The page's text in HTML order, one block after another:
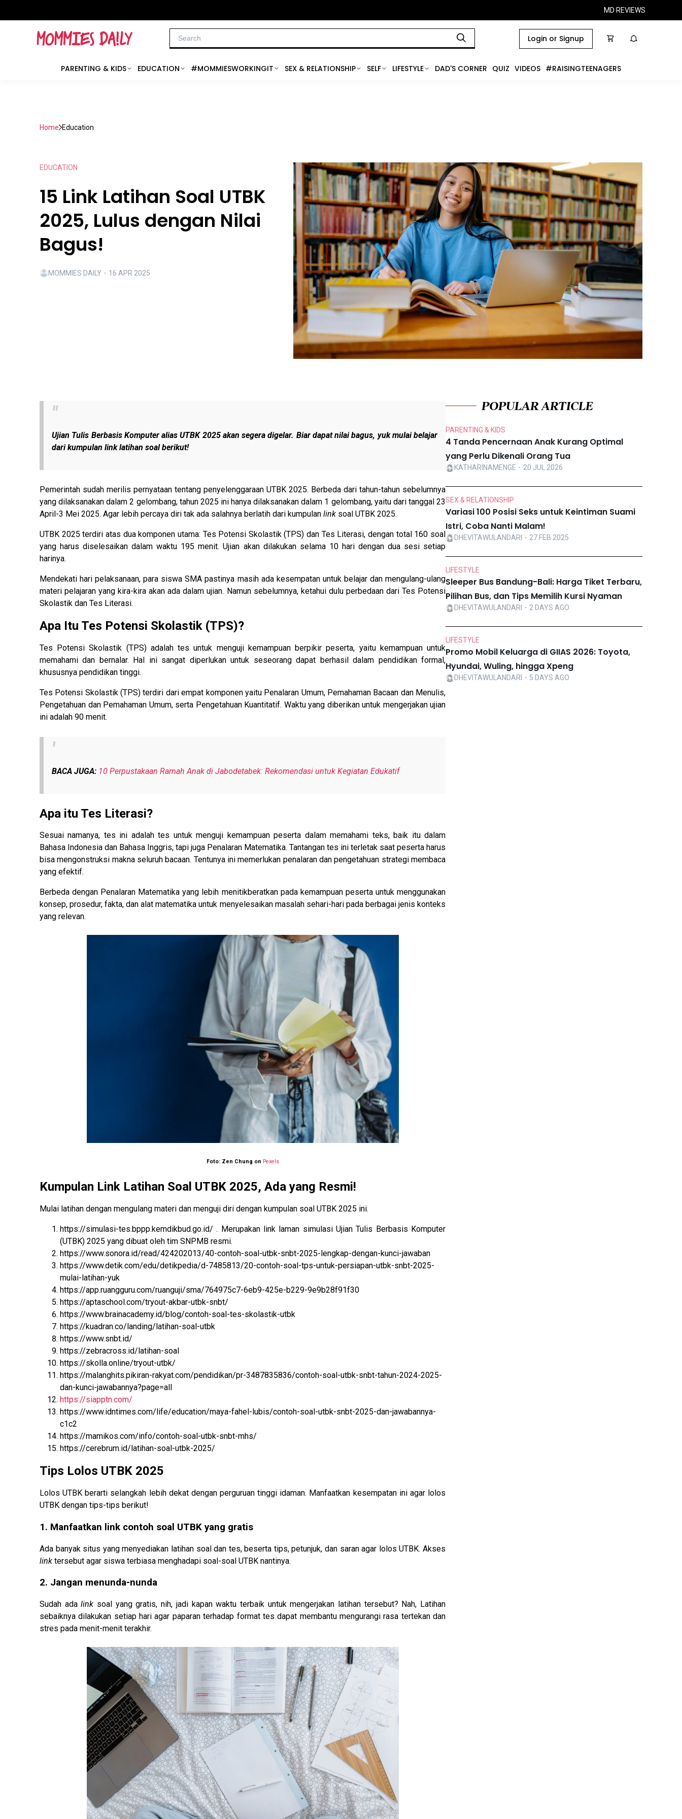
MD REVIEWS
Login or Signup
PARENTING & KIDS EDUCATION #MOMMIESWORKINGIT SEX & RELATIONSHIP SELF LIFESTYLE DAD'S CORNER QUIZ VIDEOS #RAISINGTEENAGERS
Home Education
EDUCATION
15 Link Latihan Soal UTBK
2025, Lulus dengan Nilai
Bagus!
MOMMIES DAILY ・ 16 APR 2025
Ujian Tulis Berbasis Komputer alias UTBK 2025 akan segera digelar. Biar dapat nilai bagus, yuk mulai belajar
dari kumpulan link latihan soal berikut!
Pemerintah sudah merilis pernyataan tentang penyelenggaraan UTBK 2025. Berbeda dari tahun-tahun sebelumnya
yang dilaksanakan dalam 2 gelombang, tahun 2025 ini hanya dilaksanakan dalam 1 gelombang, yaitu dari tanggal 23
April-3 Mei 2025. Agar lebih percaya diri tak ada salahnya berlatih dari kumpulan link soal UTBK 2025.
UTBK 2025 terdiri atas dua komponen utama: Tes Potensi Skolastik (TPS) dan Tes Literasi, dengan total 160 soal
yang harus diselesaikan dalam waktu 195 menit. Ujian akan dilakukan selama 10 hari dengan dua sesi setiap
harinya.
Mendekati hari pelaksanaan, para siswa SMA pastinya masih ada kesempatan untuk belajar dan mengulang-ulang
materi pelajaran yang kira-kira akan ada dalam ujian. Namun sebelumnya, ketahui dulu perbedaan dari Tes Potensi
Skolastik dan Tes Literasi.
Apa Itu Tes Potensi Skolastik (TPS)?
Tes Potensi Skolastik (TPS) adalah tes untuk menguji kemampuan berpikir peserta, yaitu kemampuan untuk
memahami dan bernalar. Hal ini sangat diperlukan untuk seseorang dapat berhasil dalam pendidikan formal,
khususnya pendidikan tinggi.
Tes Potensi Skolastik (TPS) terdiri dari empat komponen yaitu Penalaran Umum, Pemahaman Bacaan dan Menulis,
Pengetahuan dan Pemahaman Umum, serta Pengetahuan Kuantitatif. Waktu yang diberikan untuk mengerjakan ujian
ini adalah 90 menit.
BACA JUGA: 10 Perpustakaan Ramah Anak di Jabodetabek: Rekomendasi untuk Kegiatan Edukatif
Apa itu Tes Literasi?
Sesuai namanya, tes ini adalah tes untuk menguji kemampuan peserta dalam memahami teks, baik itu dalam
Bahasa Indonesia dan Bahasa Inggris, tapi juga Penalaran Matematika. Tantangan tes ini terletak saat peserta harus
bisa mengonstruksi makna seluruh bacaan. Tentunya ini memerlukan penalaran dan pengetahuan strategi membaca
yang efektif.
Berbeda dengan Penalaran Matematika yang lebih menitikberatkan pada kemampuan peserta untuk menggunakan
konsep, prosedur, fakta, dan alat matematika untuk menyelesaikan masalah sehari-hari pada berbagai jenis konteks
yang relevan.
Foto: Zen Chung on Pexels
Kumpulan Link Latihan Soal UTBK 2025, Ada yang Resmi!
Mulai latihan dengan mengulang materi dan menguji diri dengan kumpulan soal UTBK 2025 ini.
https://simulasi-tes.bppp.kemdikbud.go.id/ . Merupakan link laman simulasi Ujian Tulis Berbasis Komputer
(UTBK) 2025 yang dibuat oleh tim SNPMB resmi.
https://www.sonora.id/read/424202013/40-contoh-soal-utbk-snbt-2025-lengkap-dengan-kunci-jawaban
https://www.detik.com/edu/detikpedia/d-7485813/20-contoh-soal-tps-untuk-persiapan-utbk-snbt-2025-
mulai-latihan-yuk
https://app.ruangguru.com/ruanguji/sma/764975c7-6eb9-425e-b229-9e9b28f91f30
https://aptaschool.com/tryout-akbar-utbk-snbt/
https://www.brainacademy.id/blog/contoh-soal-tes-skolastik-utbk
https://kuadran.co/landing/latihan-soal-utbk
https://www.snbt.id/
https://zebracross.id/latihan-soal
https://skolla.online/tryout-utbk/
https://malanghits.pikiran-rakyat.com/pendidikan/pr-3487835836/contoh-soal-utbk-snbt-tahun-2024-2025-
dan-kunci-jawabannya?page=all
https://siapptn.com/
https://www.idntimes.com/life/education/maya-fahel-lubis/contoh-soal-utbk-snbt-2025-dan-jawabannya-
c1c2
https://mamikos.com/info/contoh-soal-utbk-snbt-mhs/
https://cerebrum.id/latihan-soal-utbk-2025/
Tips Lolos UTBK 2025
Lolos UTBK berarti selangkah lebih dekat dengan perguruan tinggi idaman. Manfaatkan kesempatan ini agar lolos
UTBK dengan tips-tips berikut!
1. Manfaatkan link contoh soal UTBK yang gratis
Ada banyak situs yang menyediakan latihan soal dan tes, beserta tips, petunjuk, dan saran agar lolos UTBK. Akses
link tersebut agar siswa terbiasa menghadapi soal-soal UTBK nantinya.
2. Jangan menunda-nunda
Sudah adalink soal yang gratis, nih, jadi kapan waktu terbaik untuk mengerjakan latihan tersebut? Nah, Latihan
sebaiknya dilakukan setiap hari agar paparan terhadap format tes dapat membantu mengurangi rasa tertekan dan
stres pada menit-menit terakhir.
POPULAR ARTICLE
PARENTING & KIDS
4 Tanda Pencernaan Anak Kurang Optimal
yang Perlu Dikenali Orang Tua
KATHARINAMENGE ・20 JUL 2026
SEX & RELATIONSHIP
Variasi 100 Posisi Seks untuk Keintiman Suami
Istri, Coba Nanti Malam!
DHEVITAWULANDARI ・27 FEB 2025
LIFESTYLE
Sleeper Bus Bandung-Bali: Harga Tiket Terbaru,
Pilihan Bus, dan Tips Memilih Kursi Nyaman
DHEVITAWULANDARI ・2 DAYS AGO
LIFESTYLE
Promo Mobil Keluarga di GIIAS 2026: Toyota,
Hyundai, Wuling, hingga Xpeng
DHEVITAWULANDARI ・5 DAYS AGO